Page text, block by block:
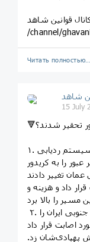
قوانین شاهد
/channel/
Читать полностью…
شاهد
15 July
۱. آمریکا چه کرد؟ برای دور زدن توافق، هم سیستم ردیابی
را به کریدور
داد و هزینه و
۲. آمریکا چه کرد؟ در پاسخ برخی از مناطق جنوبی ایران را
پهپادی‌شان زد.